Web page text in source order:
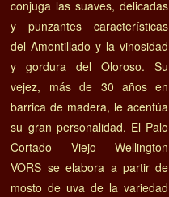
conjuga las suaves, delicadas
y punzantes características
del Amontillado y la vinosidad
y gordura del Oloroso. Su
vejez, más de 30 años en
barrica de madera, le acentúa
su gran personalidad. El Palo
Cortado Viejo Wellington
VORS se elabora a partir de
mosto de uva de la variedad